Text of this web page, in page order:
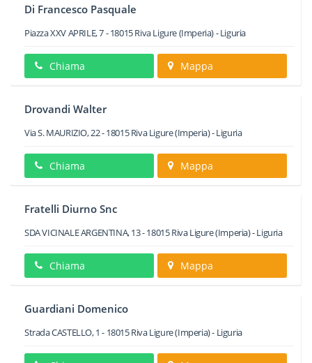
Di Francesco Pasquale
Piazza XXV APRILE, 7-18015Riva Ligure(Imperia) -Liguria
Chiama Mappa
Drovandi Walter
Via S. MAURIZIO, 22-18015 Riva Ligure(Imperia) -Liguria
Chiama Mappa
Fratelli Diurno Snc
SDA VICINALE ARGENTINA, 13-18015Riva Ligure(Imperia) -Liguria
Chiama Mappa
Guardiani Domenico
Strada CASTELLO, 1 - 18015Riva Ligure(Imperia) - Liguria